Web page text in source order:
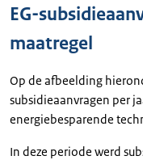
EG-
maatregel
Op de afbeelding
subsidieaanvragen per
energiebesparende
In deze periode werd